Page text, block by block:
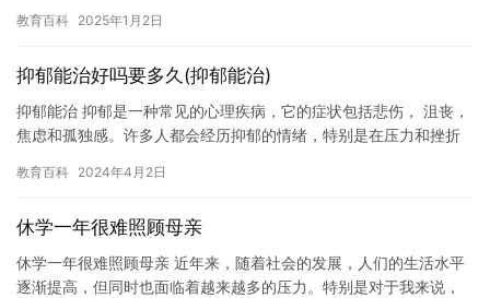
问题…
教育百科 2025年1月2日
抑郁能治好吗要多久(抑郁能治)
抑郁能治 抑郁是一种常见的心理疾病，它的症状包括悲伤， 沮丧，
焦虑和孤独感。许多人都会经历抑郁的情绪，特别是在压力和挫折
教育百科 2024年4月2日
休学一年很难照顾母亲
休学一年很难照顾母亲 近年来，随着社会的发展，人们的生活水平
逐渐提高，但同时也面临着越来越多的压力。特别是对于我来说，